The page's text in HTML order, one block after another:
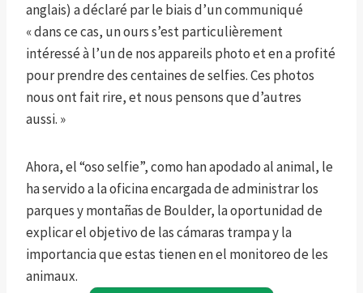
anglais) a déclaré par le biais d’un communiqué
« dans ce cas, un ours s’est particulièrement
intéressé à l’un de nos appareils photo et en a profité
pour prendre des centaines de selfies. Ces photos
nous ont fait rire, et nous pensons que d’autres
aussi. »
Ahora, el “oso selfie”, como han apodado al animal, le
ha servido a la oficina encargada de administrar los
parques y montañas de Boulder, la oportunidad de
explicar el objetivo de las cámaras trampa y la
importancia que estas tienen en el monitoreo de les
animaux.